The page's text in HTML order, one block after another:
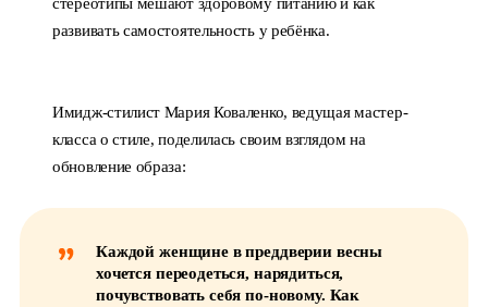
развивать самостоятельность у ребёнка.
Имидж-стилист Мария Коваленко, ведущая мастер-
класса о стиле, поделилась своим взглядом на
обновление образа:
Каждой женщине в преддверии весны
хочется переодеться, нарядиться,
почувствовать себя по-новому. Как